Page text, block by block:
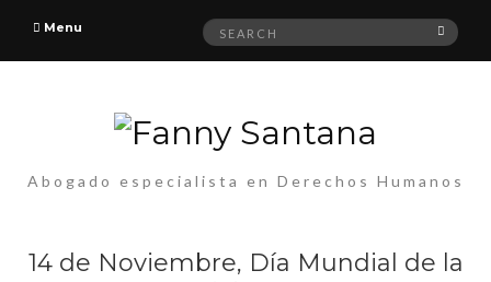
Menu
Search
for:
Abogado especialista en Derechos Humanos
14 de Noviembre, Día Mundial de la